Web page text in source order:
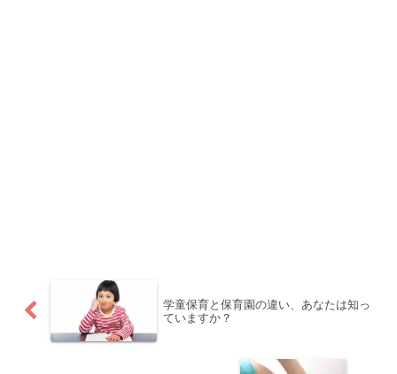
学童保育と保育園の違い、あなたは知っ
ていますか？